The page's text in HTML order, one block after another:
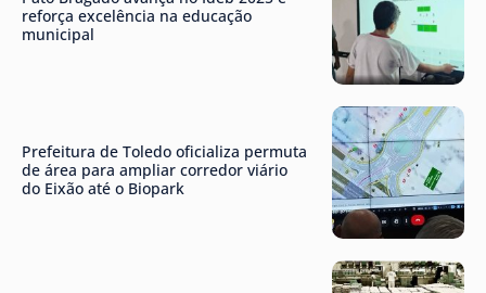
reforça excelência na educação
municipal
Prefeitura de Toledo oficializa permuta
de área para ampliar corredor viário
do Eixão até o Biopark